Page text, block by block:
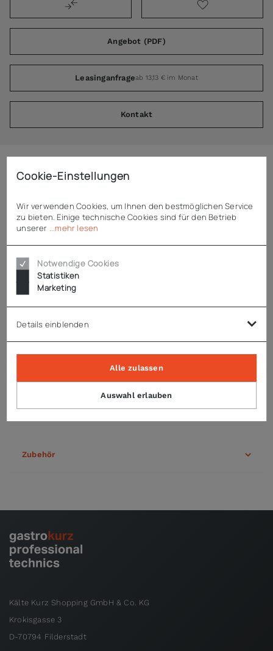
Angebot (PDF)
Leasinganfrageab 13,13 € im Monat
Kontakt
Beschreibung
Dynamic Stabmixer Senior XL DMX 400
abnehmbarer Mixstab 400 mm
variable Drehzahl: 2.800 - 9.500 U/min
Messer mit 3 Klingen
inklusive Wandhalterung
einfache Reinigung
Downloads
Zubehör
Kälte Kurz Shopping GmbH & Co. KG
Krokisgasse 3
D-70794 Filderstadt
Cookie-Einstellungen
Wir verwenden Cookies, um Ihnen den bestmöglichen Service
zu bieten. Einige technische Cookies sind für den Betrieb
unserer ...mehr lesen
Notwendige Cookies
Statistiken
Marketing
Details einblenden
Auswahl erlauben
Alle zulassen